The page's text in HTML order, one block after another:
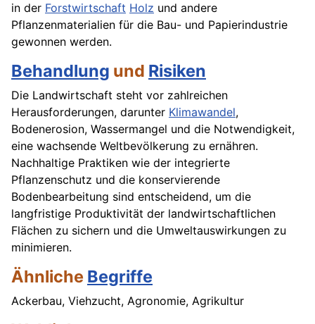
in der Forstwirtschaft Holz und andere
Pflanzenmaterialien für die Bau- und Papierindustrie
gewonnen werden.
Behandlung und Risiken
Die Landwirtschaft steht vor zahlreichen
Herausforderungen, darunter Klimawandel,
Bodenerosion, Wassermangel und die Notwendigkeit,
eine wachsende Weltbevölkerung zu ernähren.
Nachhaltige Praktiken wie der integrierte
Pflanzenschutz und die konservierende
Bodenbearbeitung sind entscheidend, um die
langfristige Produktivität der landwirtschaftlichen
Flächen zu sichern und die Umweltauswirkungen zu
minimieren.
Ähnliche Begriffe
Ackerbau, Viehzucht, Agronomie, Agrikultur